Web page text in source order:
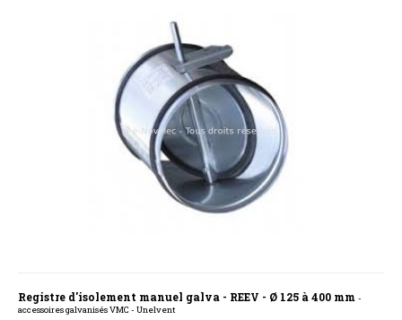
Registre d'isolement manuel galva - REEV - Ø 125 à 400 mm -
accessoires galvanisés VMC - Unelvent